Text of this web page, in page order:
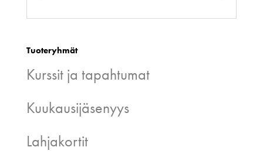
Tuoteryhmät
Kurssit ja tapahtumat
Kuukausijäsenyys
Lahjakortit